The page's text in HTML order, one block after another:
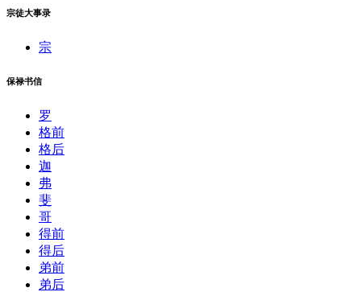
宗徒大事录
宗
保禄书信
罗
格前
格后
迦
弗
斐
哥
得前
得后
弟前
弟后